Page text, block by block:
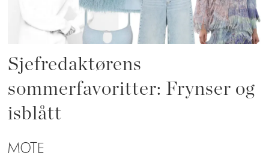
Sjefredaktørens
sommerfavoritter: Frynser og
isblått
MOTE